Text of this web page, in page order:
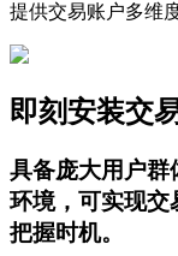
提供交易账户多维
即刻安装交
具备庞大用户群
环境，可实现交
把握时机。